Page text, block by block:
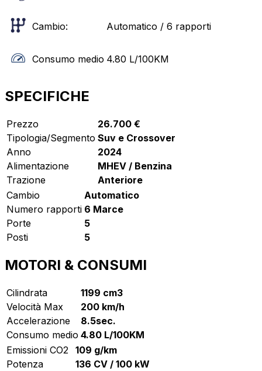
Cambio: Automatico / 6 rapporti
Consumo medio 4.80 L/100KM
SPECIFICHE
Prezzo
26.700 €
Tipologia/Segmento Suv e Crossover
Anno
2024
Alimentazione
MHEV / Benzina
Trazione
Anteriore
Cambio
Automatico
Numero rapporti 6 Marce
Porte
5
Posti
5
MOTORI & CONSUMI
Cilindrata
1199 cm3
Velocità Max
200 km/h
Accelerazione
8.5sec.
Consumo medio 4.80 L/100KM
Emissioni CO2
109 g/km
Potenza
136 CV / 100 kW